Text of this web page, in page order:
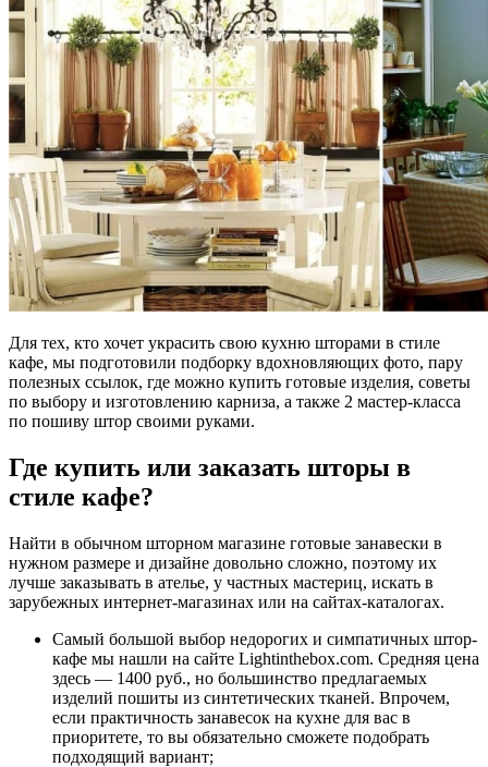
Для тех, кто хочет украсить свою кухню шторами в стиле
кафе, мы подготовили подборку вдохновляющих фото, пару
полезных ссылок, где можно купить готовые изделия, советы
по выбору и изготовлению карниза, а также 2 мастер-класса
по пошиву штор своими руками.
Где купить или заказать шторы в
стиле кафе?
Найти в обычном шторном магазине готовые занавески в
нужном размере и дизайне довольно сложно, поэтому их
лучше заказывать в ателье, у частных мастериц, искать в
зарубежных интернет-магазинах или на сайтах-каталогах.
Самый большой выбор недорогих и симпатичных штор-
кафе мы нашли на сайте Lightinthebox.com. Средняя цена
здесь — 1400 руб., но большинство предлагаемых
изделий пошиты из синтетических тканей. Впрочем,
если практичность занавесок на кухне для вас в
приоритете, то вы обязательно сможете подобрать
подходящий вариант;